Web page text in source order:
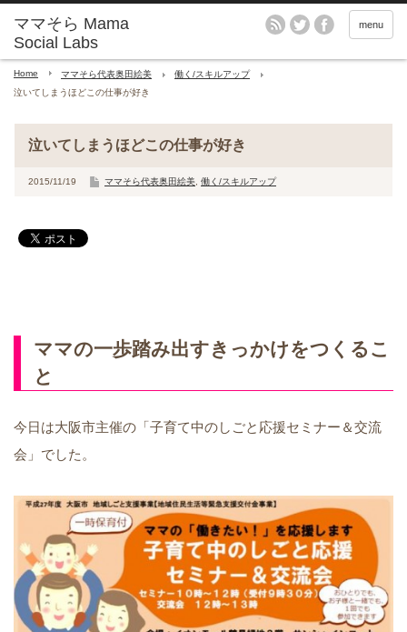
menu
Home ママそら代表奥田絵美
働く/スキルアップ
泣いてしまうほどこの仕事が好き
泣いてしまうほどこの仕事が好き
2015/11/19 ママそら代表奥田絵美 働く/スキルアップ
ママの一歩踏み出すきっかけをつくるこ
と
今日は大阪市主催の「子育て中のしごと応援セミナー＆交流
会」でした。